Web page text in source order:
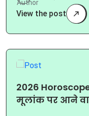
View the post
2026
मूलांक पर आने